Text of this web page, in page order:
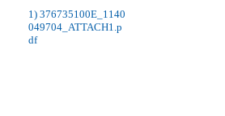
1) 376735100E_1140
049704_ATTACH1.p
df